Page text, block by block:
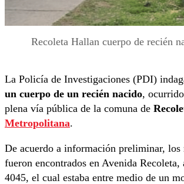
Recoleta Hallan cuerpo de recién
La Policía de Investigaciones (PDI)
un cuerpo de un recién nacido,
plena vía pública de la comuna de
Metropolitana.
De acuerdo a información preliminar, los
fueron encontrados en Avenida Recoleta,
4045, el cual estaba entre medio de un